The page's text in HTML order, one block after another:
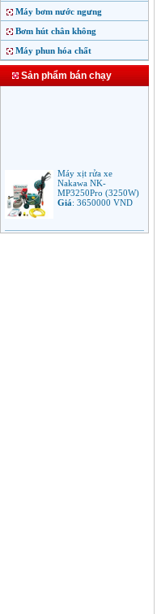
Máy bơm nước ngưng
Bơm hút chân không
Máy phun hóa chất
Sản phẩm bán chạy
Nakawa NK-
MP3250Pro (3250W)
Giá:3650000VND
Máy phun rửa áp lực